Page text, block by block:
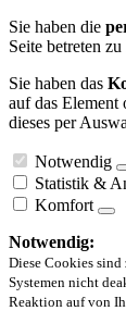
Sie haben die
Seite betreten
Sie haben das
auf das Element
dieses per
Notwendig
Statistik &
Komfort
Notwendig:
Diese Cookies
Systemen nicht
Reaktion auf von